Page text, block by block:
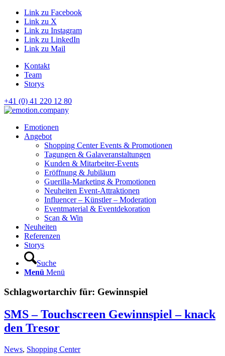
Link zu Facebook
Link zu X
Link zu Instagram
Link zu LinkedIn
Link zu Mail
Kontakt
Team
Storys
+41 (0) 41 220 12 80
Hauptnavigation
Emotionen
Angebot
Shopping Center Events & Promotionen
Tagungen & Galaveranstaltungen
Kunden & Mitarbeiter-Events
Eröffnung & Jubiläum
Guerilla-Marketing & Promotionen
Neuheiten Event-Attraktionen
Influencer – Künstler – Moderation
Eventmaterial & Eventdekoration
Scan & Win
Neuheiten
Referenzen
Storys
Suche
Menü Menü
Schlagwortarchiv für: Gewinnspiel
SMS – Touchscreen Gewinnspiel – knack
den Tresor
News, Shopping Center